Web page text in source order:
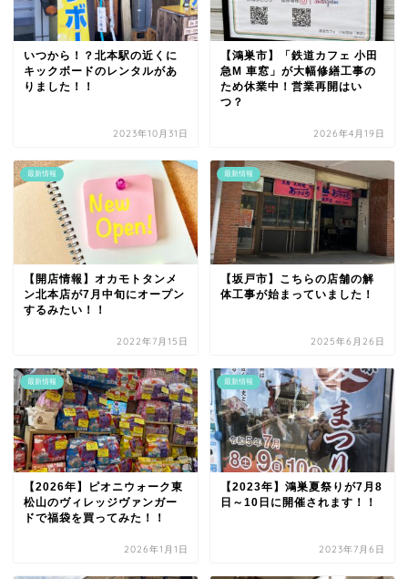
いつから！？北本駅の近くに
キックボードのレンタルがあ
りました！！
2023年10月31日
【鴻巣市】「鉄道カフェ 小田
急M 車窓」が大幅修繕工事の
ため休業中！営業再開はい
つ？
2026年4月19日
最新情報
【開店情報】オカモトタンメ
ン北本店が7月中旬にオープン
するみたい！！
2022年7月15日
最新情報
【坂戸市】こちらの店舗の解
体工事が始まっていました！
2025年6月26日
最新情報
【2026年】ピオニウォーク東
松山のヴィレッジヴァンガー
ドで福袋を買ってみた！！
2026年1月1日
最新情報
【2023年】鴻巣夏祭りが7月8
日～10日に開催されます！！
2023年7月6日